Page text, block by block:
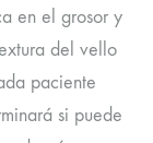
en el grosor y
del vello
paciente
si puede